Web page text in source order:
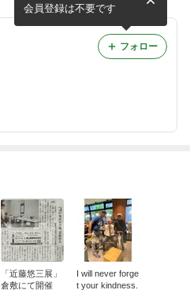
会員登録は不要です
フォロー
「近藤悠三展」
倉敷にて開催
I will never forge
t your kindness.